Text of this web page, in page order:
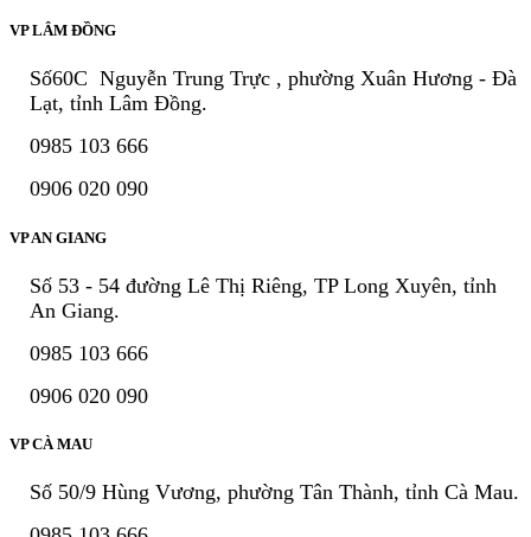
VP LÂM ĐỒNG
Số60C Nguyễn Trung Trực , phường Xuân Hương - Đà
Lạt, tỉnh Lâm Đồng.
0985 103 666
0906 020 090
VP AN GIANG
Số 53 - 54 đường Lê Thị Riêng, TP Long Xuyên, tỉnh
An Giang.
0985 103 666
0906 020 090
VP CÀ MAU
Số 50/9 Hùng Vương, phường Tân Thành, tỉnh Cà Mau.